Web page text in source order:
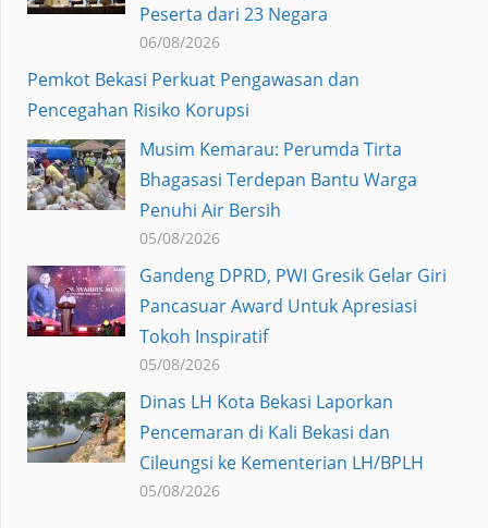
Peserta dari 23 Negara
06/08/2026
Pemkot Bekasi Perkuat Pengawasan dan
Pencegahan Risiko Korupsi
Musim Kemarau: Perumda Tirta
Bhagasasi Terdepan Bantu Warga
Penuhi Air Bersih
05/08/2026
Gandeng DPRD, PWI Gresik Gelar Giri
Pancasuar Award Untuk Apresiasi
Tokoh Inspiratif
05/08/2026
Dinas LH Kota Bekasi Laporkan
Pencemaran di Kali Bekasi dan
Cileungsi ke Kementerian LH/BPLH
05/08/2026